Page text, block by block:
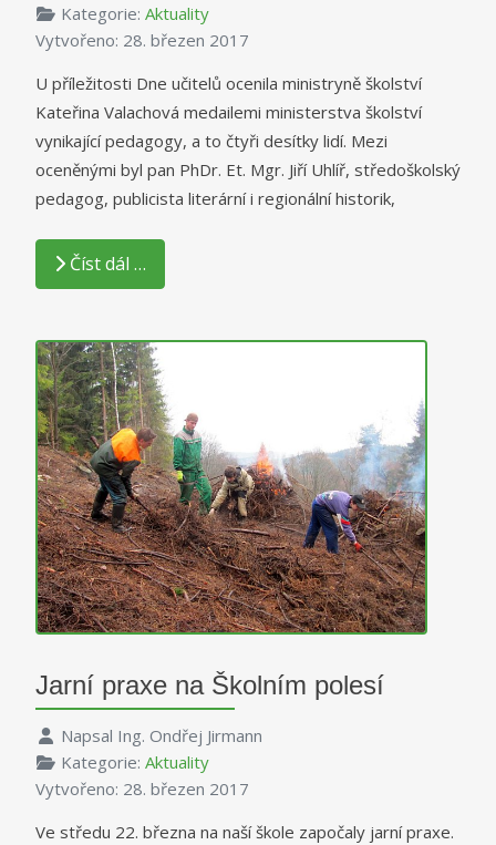
Kategorie: Aktuality
Vytvořeno: 28. březen 2017
U příležitosti Dne učitelů ocenila ministryně školství
Kateřina Valachová medailemi ministerstva školství
vynikající pedagogy, a to čtyři desítky lidí. Mezi
oceněnými byl pan PhDr. Et. Mgr. Jiří Uhlíř, středoškolský
pedagog, publicista literární i regionální historik,
Číst dál …
Jarní praxe na Školním polesí
Napsal Ing. Ondřej Jirmann
Kategorie: Aktuality
Vytvořeno: 28. březen 2017
Ve středu 22. března na naší škole započaly jarní praxe.